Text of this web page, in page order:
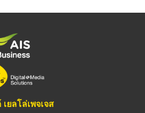
ยลโล่เพจเจส